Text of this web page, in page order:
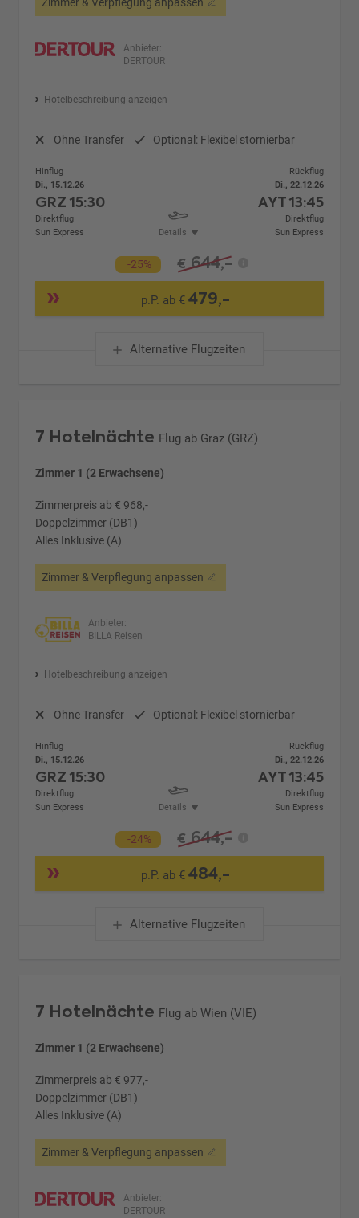
Anbieter:
DERTOUR
Hotelbeschreibung anzeigen
Ohne Transfer Optional: Flexibel stornierbar
Hinflug
Di., 15.12.26
GRZ15:30
Direktflug
Sun Express
Details
Rückflug
Di., 22.12.26
AYT13:45
Direktflug
Sun Express
-25% € 644,-
p.P. ab € 479,-
Alternative Flugzeiten
7 Hotelnächte Flug ab Graz (GRZ)
Zimmer 1 (2 Erwachsene)
Zimmerpreis ab € 968,-
Doppelzimmer (DB1)
Alles Inklusive (A)
Zimmer & Verpflegung anpassen
Anbieter:
BILLA Reisen
Hotelbeschreibung anzeigen
Ohne Transfer Optional: Flexibel stornierbar
Hinflug
Di., 15.12.26
GRZ15:30
Direktflug
Sun Express
Details
Rückflug
Di., 22.12.26
AYT13:45
Direktflug
Sun Express
-24% € 644,-
p.P. ab € 484,-
Alternative Flugzeiten
7 Hotelnächte Flug ab Wien (VIE)
Zimmer 1 (2 Erwachsene)
Zimmerpreis ab € 977,-
Doppelzimmer (DB1)
Alles Inklusive (A)
Zimmer & Verpflegung anpassen
Anbieter:
DERTOUR